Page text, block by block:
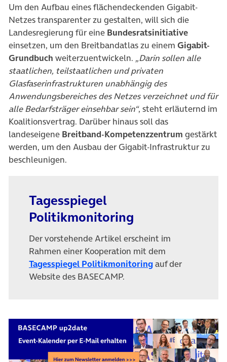
Um den Aufbau eines flächendeckenden Gigabit-
Netzes transparenter zu gestalten, will sich die
Landesregierung für eine Bundesratsinitiative
einsetzen, um den Breitbandatlas zu einem Gigabit-
Grundbuch weiterzuentwickeln. „Darin sollen alle
staatlichen, teilstaatlichen und privaten
Glasfaserinfrastrukturen unabhängig des
Anwendungsbereiches des Netzes verzeichnet und für
alle Bedarfsträger einsehbar sein“, steht erläuternd im
Koalitionsvertrag. Darüber hinaus soll das
landeseigene Breitband-Kompetenzzentrum gestärkt
werden, um den Ausbau der Gigabit-Infrastruktur zu
beschleunigen.
Tagesspiegel
Politikmonitoring
Der vorstehende Artikel erscheint im
Rahmen einer Kooperation mit dem
Tagesspiegel Politikmonitoring(öffnet in neuem
auf der
Website des BASECAMP.